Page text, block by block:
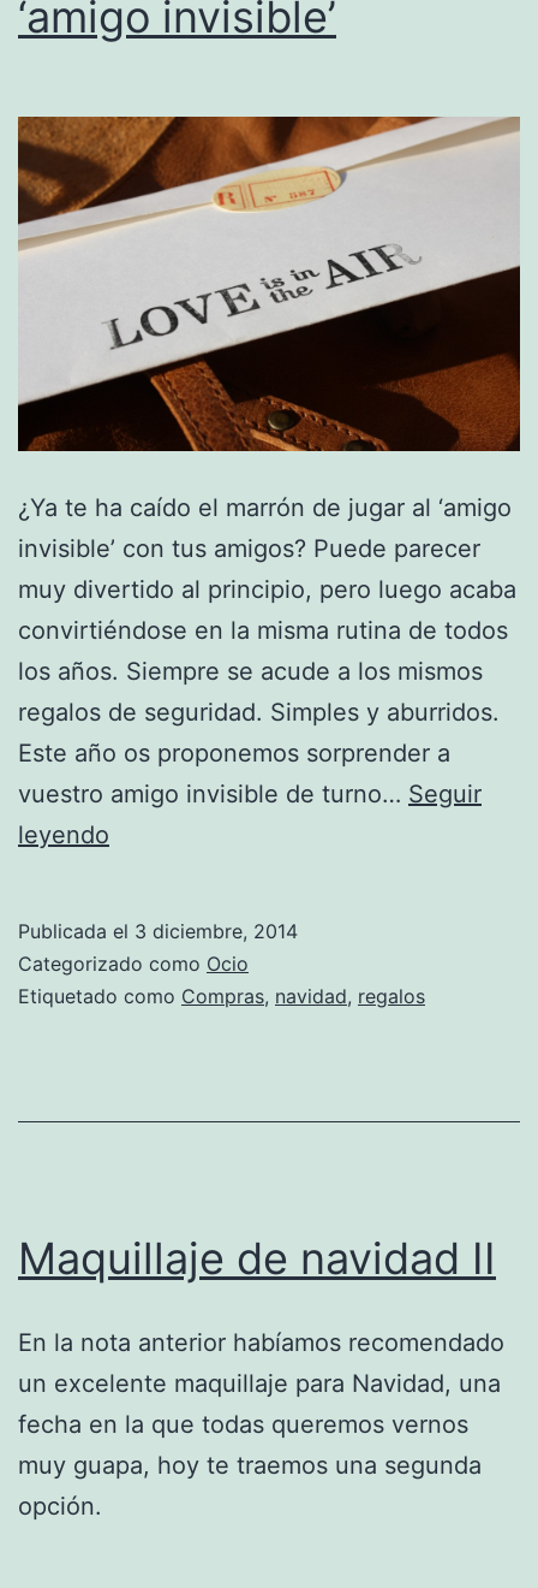
‘amigo invisible’
¿Ya te ha caído el marrón de jugar al ‘amigo
invisible’ con tus amigos? Puede parecer
muy divertido al principio, pero luego acaba
convirtiéndose en la misma rutina de todos
los años. Siempre se acude a los mismos
regalos de seguridad. Simples y aburridos.
Este año os proponemos sorprender a
vuestro amigo invisible de turno… Seguir
leyendo
el
‘amigo
Publicada el 3 diciembre, 2014
Categorizado como Ocio
Etiquetado como Compras, navidad, regalos
Maquillaje de navidad II
En la nota anterior habíamos recomendado
un excelente maquillaje para Navidad, una
fecha en la que todas queremos vernos
muy guapa, hoy te traemos una segunda
opción.